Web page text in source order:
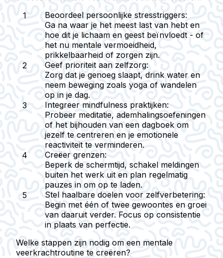
Beoordeel persoonlijke stresstriggers:
Ga na waar je het meest last van hebt en
hoe dit je lichaam en geest beïnvloedt - of
het nu mentale vermoeidheid,
prikkelbaarheid of zorgen zijn.
Geef prioriteit aan zelfzorg:
Zorg dat je genoeg slaapt, drink water en
neem beweging zoals yoga of wandelen
op in je dag.
Integreer mindfulness praktijken:
Probeer meditatie, ademhalingsoefeningen
of het bijhouden van een dagboek om
jezelf te centreren en je emotionele
reactiviteit te verminderen.
Creëer grenzen:
Beperk de schermtijd, schakel meldingen
buiten het werk uit en plan regelmatig
pauzes in om op te laden.
Stel haalbare doelen voor zelfverbetering:
Begin met één of twee gewoontes en groei
van daaruit verder. Focus op consistentie
in plaats van perfectie.
Welke stappen zijn nodig om een mentale
veerkrachtroutine te creëren?